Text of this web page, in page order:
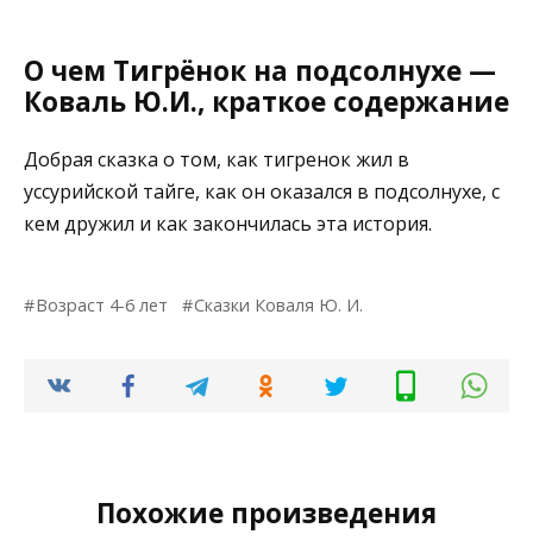
О чем Тигрёнок на подсолнухе —
Коваль Ю.И., краткое содержание
Добрая сказка о том, как тигренок жил в
уссурийской тайге, как он оказался в подсолнухе, с
кем дружил и как закончилась эта история.
Возраст 4-6 лет Сказки Коваля Ю. И.
Похожие произведения